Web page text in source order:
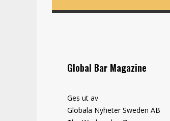
Global Bar Magazine
Ges ut av
Globala Nyheter Sweden AB